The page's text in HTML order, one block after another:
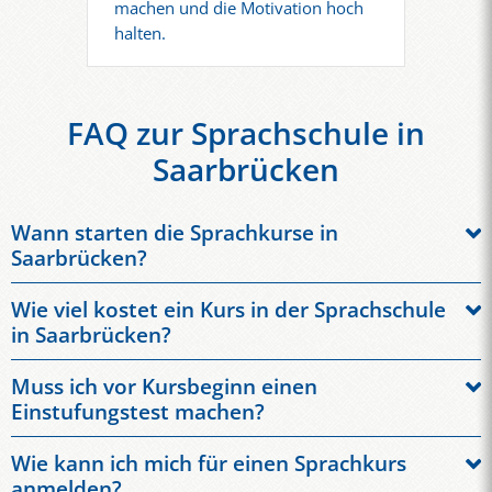
machen und die Motivation hoch
halten.
FAQ zur Sprachschule in
Saarbrücken
Wann starten die Sprachkurse in
Saarbrücken?
einsteigen können. Die genauen Starttermine erfahren Sie
direkt bei uns im Büro oder online über den
Wie viel kostet ein Kurs in der Sprachschule
in Saarbrücken?
Gruppenunterricht, Einzeltraining oder Firmenkurs – wir
erstellen Ihnen gerne ein individuelles Angebot.
Muss ich vor Kursbeginn einen
Einstufungstest machen?
eingestuft werden, führen wir vor Beginn einen kostenlosen
Wie kann ich mich für einen Sprachkurs